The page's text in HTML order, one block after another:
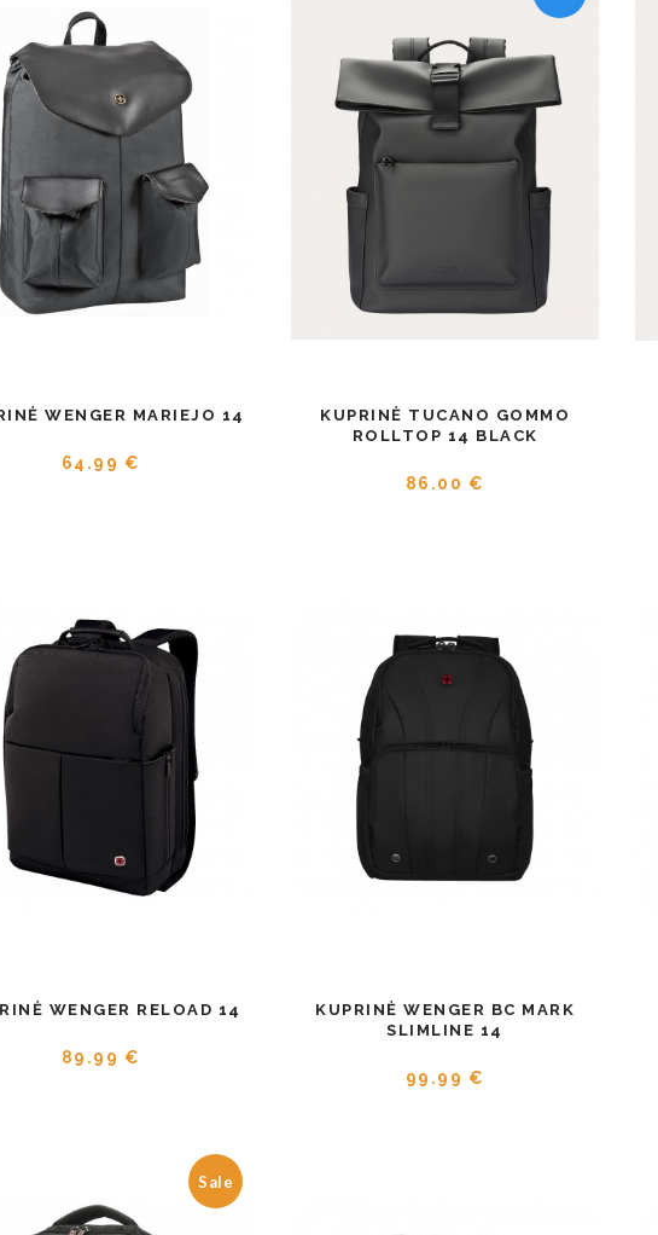
WENGER MARIEJO 14
64.99 €
KUPRINĖ TUCANO GOMMO
ROLLTOP 14 BLACK
86.00 €
WENGER RELOAD 14
89.99 €
KUPRINĖ WENGER BC MARK
SLIMLINE 14
99.99 €
Sale